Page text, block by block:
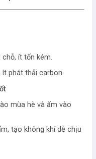
ít tốn kém.
phát thải carbon.
mùa hè và ấm vào
tạo không khí dễ chịu